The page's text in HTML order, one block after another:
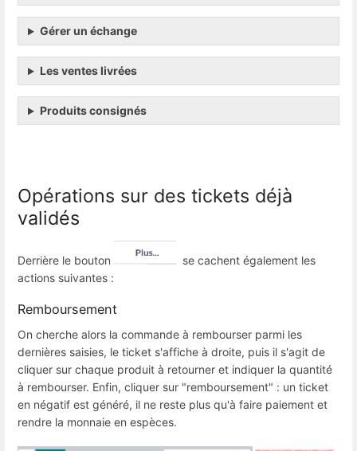
Gérer un échange
Les ventes livrées
Produits consignés
Opérations sur des tickets déjà
validés
Derrière le bouton
se cachent également les
actions suivantes :
Remboursement
On cherche alors la commande à rembourser parmi les
dernières saisies, le ticket s'affiche à droite, puis il s'agit de
cliquer sur chaque produit à retourner et indiquer la quantité
à rembourser. Enfin, cliquer sur "remboursement" : un ticket
en négatif est généré, il ne reste plus qu'à faire paiement et
rendre la monnaie en espèces.